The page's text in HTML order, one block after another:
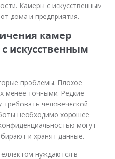
Камеры с искусственным
дома и предприятия.
камер
искусственным
проблемы. Плохое
менее точными. Редкие
требовать человеческой
необходимо хорошее
могут
и хранят данные.
нуждаются в